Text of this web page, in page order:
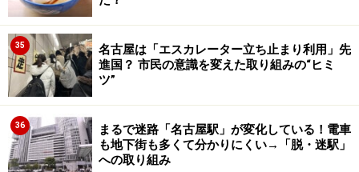
35
名古屋は「エスカレーター立ち止まり利用」先
進国？ 市民の意識を変えた取り組みの“ヒミ
ツ”
36
まるで迷路「名古屋駅」が変化している！電車
も地下街も多くて分かりにくい→「脱・迷駅」
への取り組み